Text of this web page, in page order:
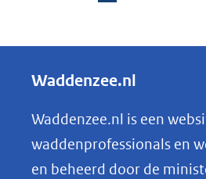
e
e
n
o
p
Waddenzee.nl
Waddenzee.nl is een
waddenprofessionals en
en beheerd door de